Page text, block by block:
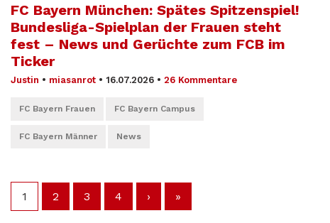
FC Bayern München: Spätes Spitzenspiel!
Bundesliga-Spielplan der Frauen steht
fest – News und Gerüchte zum FCB im
Ticker
Justin • miasanrot • 16.07.2026 • 26 Kommentare
FC Bayern Frauen FC Bayern Campus
FC Bayern Männer News
1 2 3 4 › »